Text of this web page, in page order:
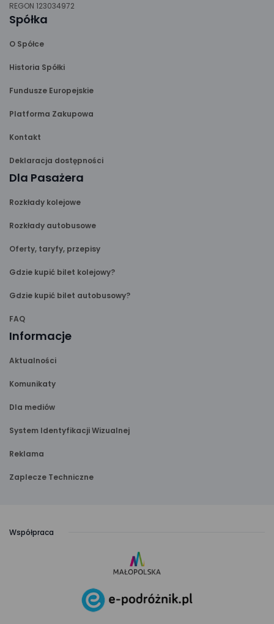
REGON 123034972
Spółka
O Spółce
Historia Spółki
Fundusze Europejskie
Platforma Zakupowa
Kontakt
Deklaracja dostępności
Dla Pasażera
Rozkłady kolejowe
Rozkłady autobusowe
Oferty, taryfy, przepisy
Gdzie kupić bilet kolejowy?
Gdzie kupić bilet autobusowy?
FAQ
Informacje
Aktualności
Komunikaty
Dla mediów
System Identyfikacji Wizualnej
Reklama
Zaplecze Techniczne
Współpraca
w nowejlink
otwiera